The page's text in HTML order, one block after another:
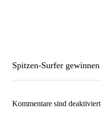
Spitzen-Surfer
Kommentare sind